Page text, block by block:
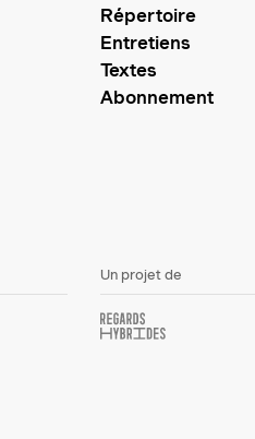
Répertoire
Entretiens
Textes
Abonnement
Un projet de